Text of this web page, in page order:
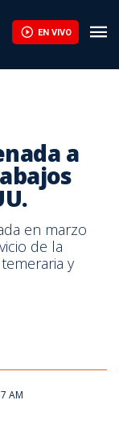
EN VIVO
a
en marzo
de la
y
AM